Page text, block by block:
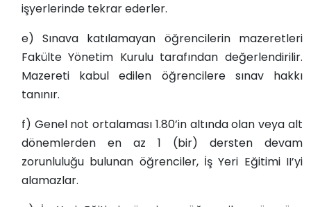
işyerlerinde tekrar ederler.
e) Sınava katılamayan öğrencilerin mazeretleri
Fakülte Yönetim Kurulu tarafından değerlendirilir.
Mazereti kabul edilen öğrencilere sınav hakkı
tanınır.
f) Genel not ortalaması 1.80’in altında olan veya alt
dönemlerden en az 1 (bir) dersten devam
zorunluluğu bulunan öğrenciler, İş Yeri Eğitimi II’yi
alamazlar.